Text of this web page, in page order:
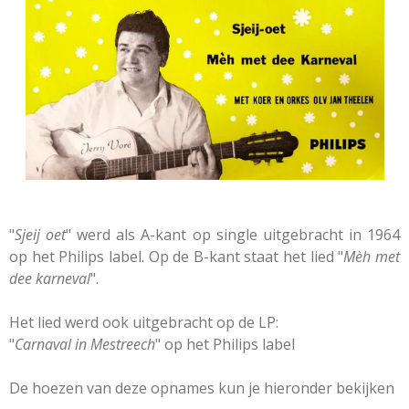
"Sjeij oet" werd als A-kant op single uitgebracht in 1964
op het Philips label. Op de B-kant staat het lied "Mèh met
dee karneval".
Het lied werd ook uitgebracht op de LP:
"Carnaval in Mestreech" op het Philips label
De hoezen van deze opnames kun je hieronder bekijken